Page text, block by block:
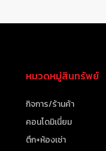
หมวดหมู่สินทรัพย์
กิจการ/ร้านค้า
คอนโดมิเนี่ยม
ตึก+ห้องเช่า